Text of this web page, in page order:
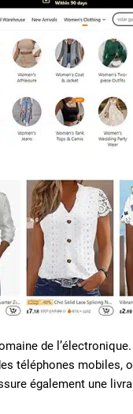
de
téléphones mobiles,
également une